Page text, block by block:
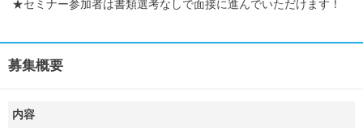
★セミナー参加者は書類選考なしで面接に進んでいただけます！
募集概要
内容